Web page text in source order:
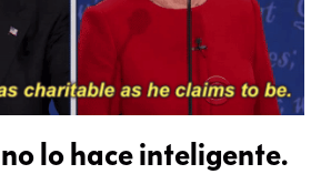
no lo hace inteligente.